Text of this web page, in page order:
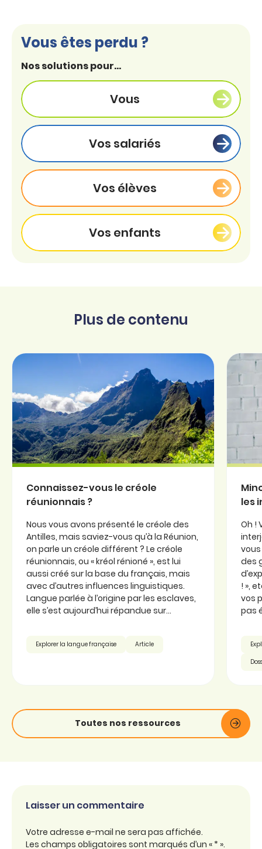
Vous êtes perdu ?
Nos solutions pour...
Vous
Vos salariés
Vos élèves
Vos enfants
Plus de contenu
Connaissez-vous le créole
réunionnais ?
Nous vous avons présenté le créole des
Antilles, mais saviez-vous qu’à la Réunion,
on parle un créole différent ? Le créole
réunionnais, ou « kréol rénioné », est lui
aussi créé sur la base du français, mais
avec d’autres influences linguistiques.
Langue parlée à l’origine par les esclaves,
elle s’est aujourd’hui répandue sur...
Explorer la langue française Article
les
Oh !
des
! »,
vos
pas
Toutes nos ressources
Laisser un commentaire
Votre adresse e-mail ne sera pas affichée.
Les champs obligatoires sont marqués d’un « * ».